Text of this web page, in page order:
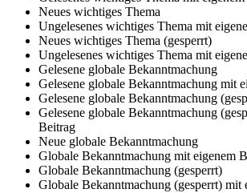
Neues wichtiges Thema
Ungelesenes wichtiges Thema mit
Neues wichtiges Thema (gesperrt)
Ungelesenes wichtiges Thema mit
Gelesene globale Bekanntmachung
Gelesene globale Bekanntmachung mit
Gelesene globale Bekanntmachung
Gelesene globale Bekanntmachung
Beitrag
Neue globale Bekanntmachung
Globale Bekanntmachung mit eigenem
Globale Bekanntmachung (gesperrt)
Globale Bekanntmachung (gesperrt) mit